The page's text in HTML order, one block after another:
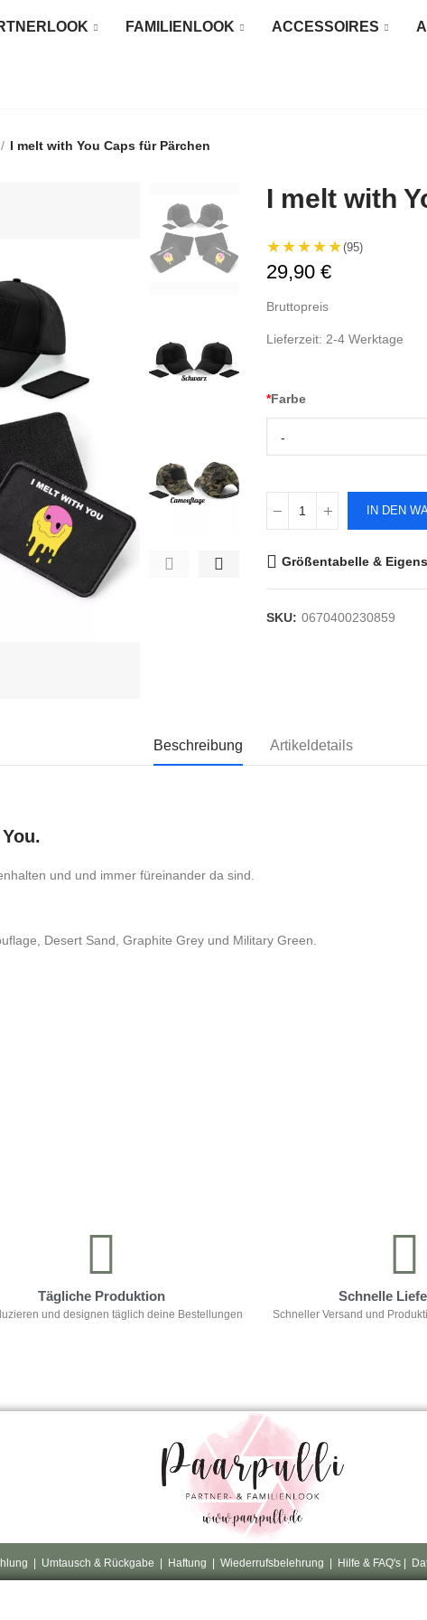
FAMILIENLOOK ACCESSOIRES
I melt with You Caps für Pärchen
I melt with
★★★★★(95)
29,90 €
Bruttopreis
Lieferzeit: 2-4 Werktage
*Farbe
-
IN DEN
Größentabelle &
SKU: 0670400230859
Beschreibung Artikeldetails
und und immer füreinander da sind.
Desert Sand, Graphite Grey und Military Green.
Tägliche Produktion
und designen täglich deine Bestellungen
Schnelle
Schneller Versand und
Umtausch & Rückgabe Haftung Wiederrufsbelehrung Hilfe & FAQ's|